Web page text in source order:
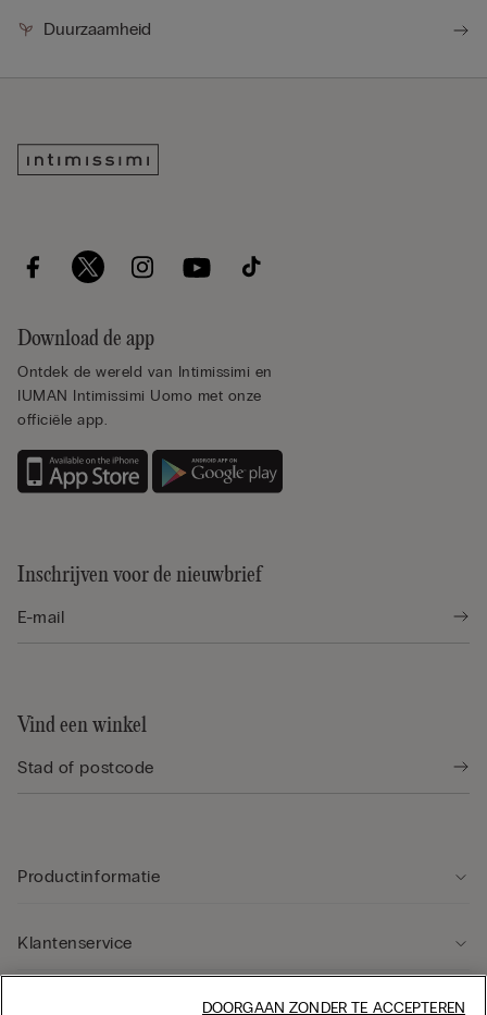
Duurzaamheid
Download de app
Ontdek de wereld van Intimissimi en
IUMAN Intimissimi Uomo met onze
officiële app.
Inschrijven voor de nieuwbrief
Vind een winkel
Productinformatie
Klantenservice
DOORGAAN ZONDER TE ACCEPTEREN